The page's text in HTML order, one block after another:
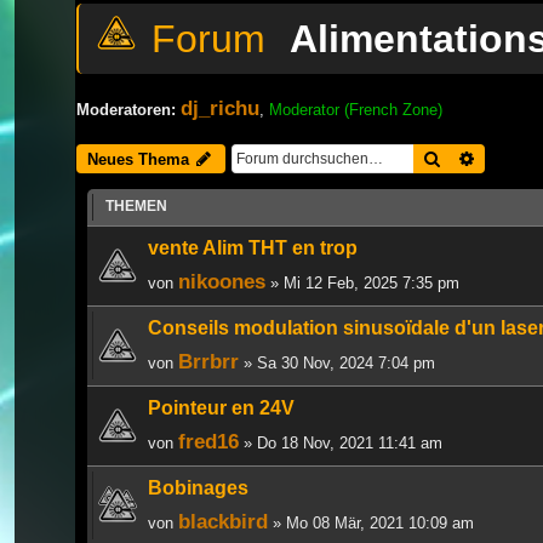
Moderatoren: dj_richu Moderator (French Zone)
Neues Thema Suche
THEMEN
vente Alim THT en trop
von nikoones » Mi 12 Feb, 2025 7:35 pm
Conseils modulation sinusoïdale d'un
von Brrbrr » Sa 30 Nov, 2024 7:04 pm
Pointeur en 24V
von fred16 » Do 18 Nov, 2021 11:41 am
Bobinages
von blackbird » Mo 08 Mär, 2021 10:09 am